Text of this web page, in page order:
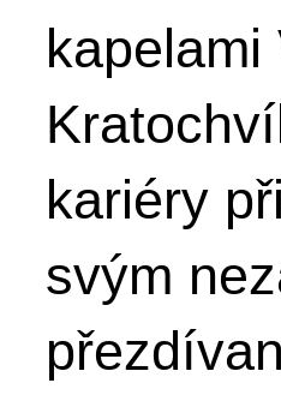
kariéry
svým